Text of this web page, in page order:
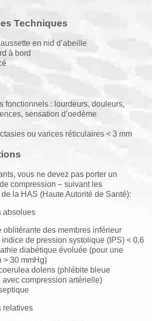
Techniques
en nid d’abeille
à bord
fonctionnels : lourdeurs, douleurs,
sensation d’oedème
ou varices réticulaires < 3 mm
vous ne devez pas porter un
compression – suivant les
la HAS (Haute Autorité de Santé):
absolues
oblitérante des membres inférieur
indice de pression systolique (IPS) < 0,6
diabétique évoluée (pour une
> 30 mmHg)
dolens (phlébite bleue
compression artérielle)
relatives